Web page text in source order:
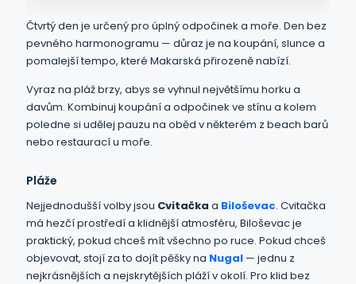
Čtvrtý den je určený pro úplný odpočinek a moře. Den bez
pevného harmonogramu — důraz je na koupání, slunce a
pomalejší tempo, které Makarská přirozeně nabízí.
Vyraz na pláž brzy, abys se vyhnul největšímu horku a
davům. Kombinuj koupání a odpočinek ve stínu a kolem
poledne si udělej pauzu na oběd v některém z beach barů
nebo restaurací u moře.
Pláže
Nejjednodušší volby jsou Cvitačka a Biloševac. Cvitačka
má hezčí prostředí a klidnější atmosféru, Biloševac je
praktický, pokud chceš mít všechno po ruce. Pokud chceš
objevovat, stojí za to dojít pěšky na Nugal — jednu z
nejkrásnějších a nejskrytějších pláží v okolí. Pro klid bez